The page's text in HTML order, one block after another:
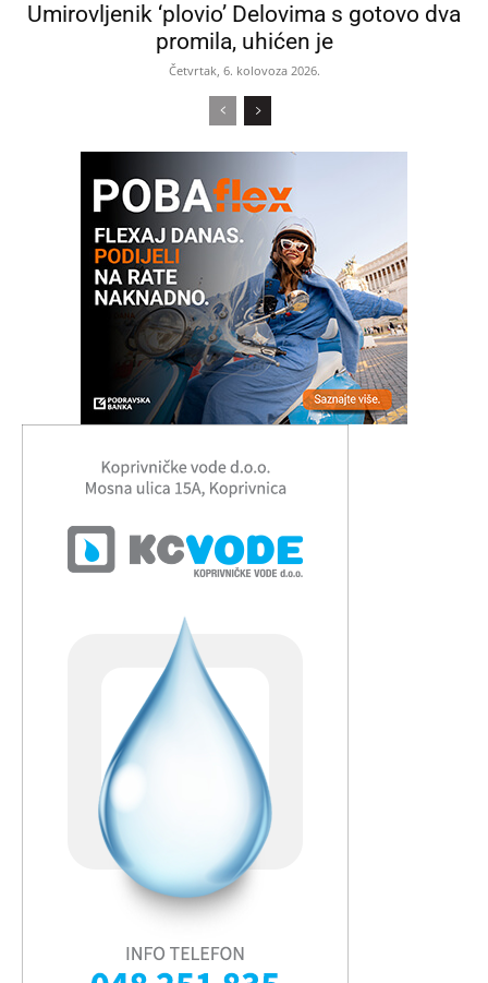
Umirovljenik ‘plovio’ Delovima s gotovo dva
promila, uhićen je
Četvrtak, 6. kolovoza 2026.